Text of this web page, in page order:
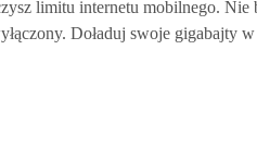
limitu internetu mobilnego.
Doładuj swoje gigabajty